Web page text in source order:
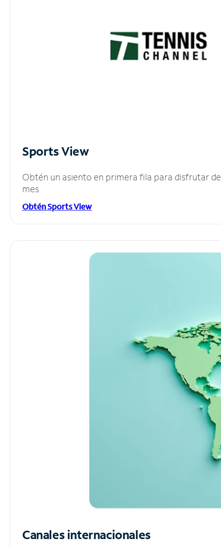
Sports View
Obtén un asiento en primera fila para disfrutar
mes.
Obtén Sports View
Canales internacionales